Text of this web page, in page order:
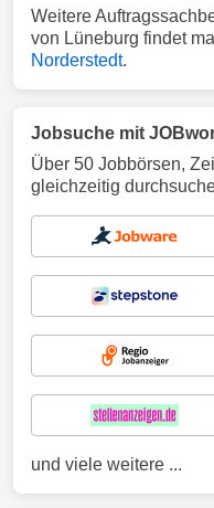
Weitere
von Lüneburg findet
Norderstedt.
Jobsuche mit
Über 50 Jobbörsen,
gleichzeitig
und viele weitere ...